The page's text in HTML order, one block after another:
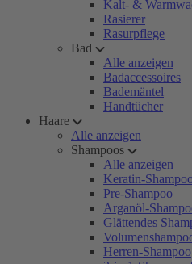
Kalt- &
Rasierer
Rasurpflege
Bad
Alle anzeigen
Badaccessoires
Bademäntel
Handtücher
Haare
Alle anzeigen
Shampoos
Alle anzeigen
Keratin-
Pre-Shampoo
Arganöl-
Glättendes
Herren-Shampoo